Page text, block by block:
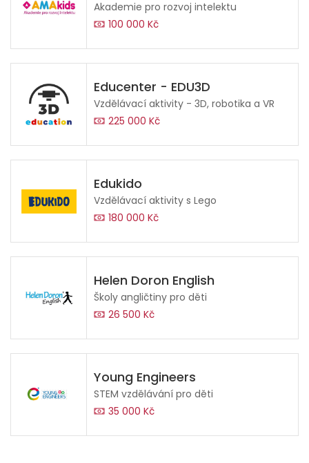
Akademie pro rozvoj intelektu
100 000 Kč
Educenter - EDU3D
Vzdělávací aktivity - 3D, robotika a VR
225 000 Kč
Edukido
Vzdělávací aktivity s Lego
180 000 Kč
Helen Doron English
Školy angličtiny pro děti
26 500 Kč
Young Engineers
STEM vzdělávání pro děti
35 000 Kč